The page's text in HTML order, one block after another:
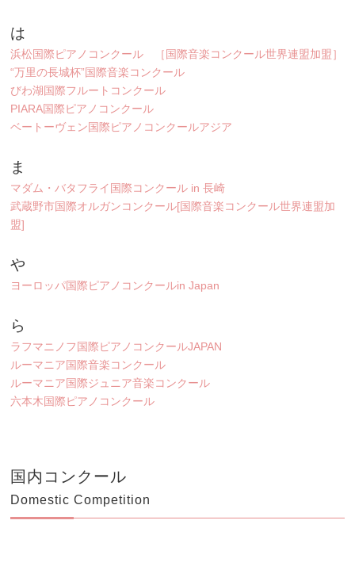
は
浜松国際ピアノコンクール ［国際音楽コンクール世界連盟加盟］
“万里の長城杯”国際音楽コンクール
びわ湖国際フルートコンクール
PIARA国際ピアノコンクール
ベートーヴェン国際ピアノコンクールアジア
ま
マダム・バタフライ国際コンクール in 長崎
武蔵野市国際オルガンコンクール[国際音楽コンクール世界連盟加
盟]
や
ヨーロッパ国際ピアノコンクールin Japan
ら
ラフマニノフ国際ピアノコンクールJAPAN
ルーマニア国際音楽コンクール
ルーマニア国際ジュニア音楽コンクール
六本木国際ピアノコンクール
国内コンクール
Domestic Competition